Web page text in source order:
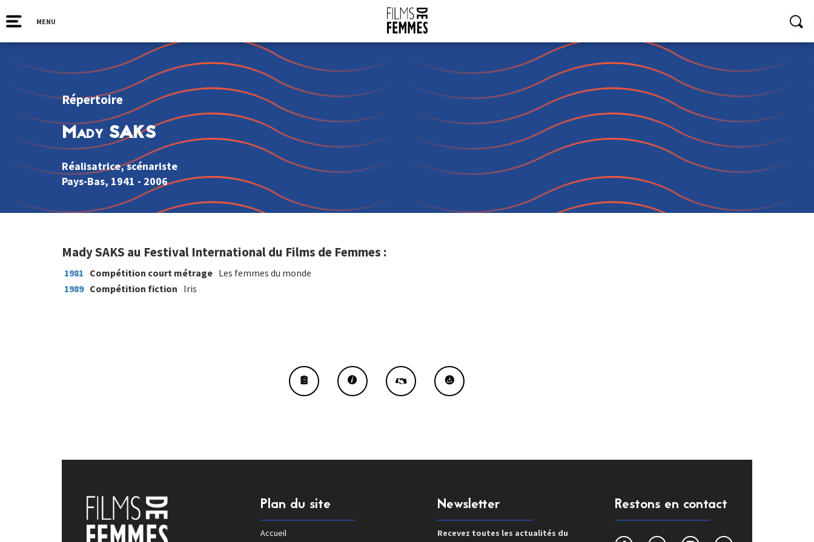
MENU
Répertoire
Mady SAKS
Réalisatrice, scénariste
Pays-Bas, 1941 - 2006
Mady SAKS au Festival International du Films de Femmes :
1981 Compétition court métrage Les femmes du monde
1989 Compétition fiction Iris
Plan du site
Accueil
Newsletter
Recevez toutes les actualités du
Restons en contact